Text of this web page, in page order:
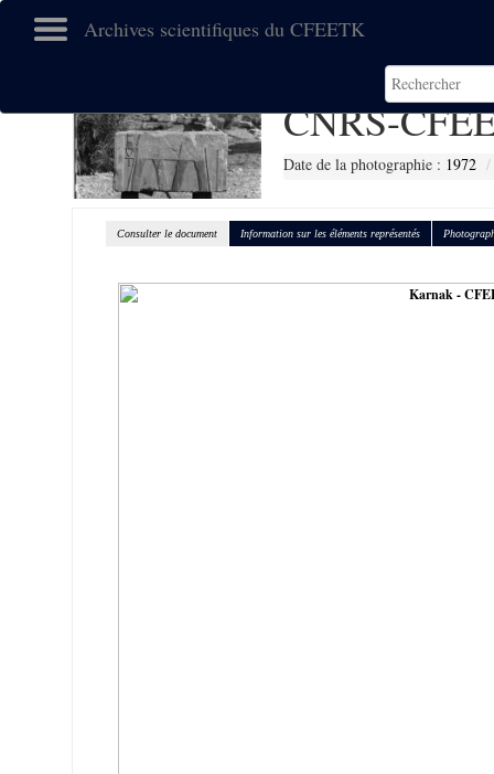
Archives scientifiques du CFEETK
CNRS-
Date de la photographie : 1972
Consulter le document Information sur les éléments représentés